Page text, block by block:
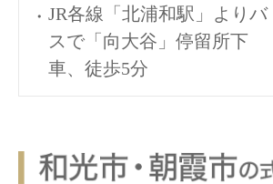
JR各線「北浦和駅」よりバ
スで「向大谷」停留所下
車、徒歩5分